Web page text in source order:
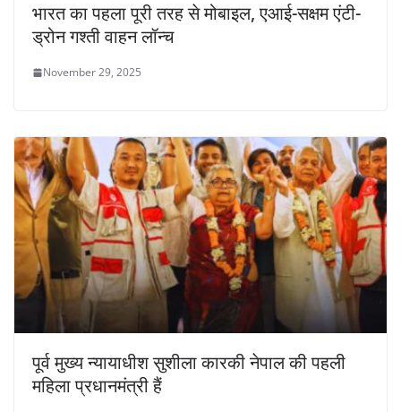
भारत का पहला पूरी तरह से मोबाइल, एआई-सक्षम एंटी-
ड्रोन गश्ती वाहन लॉन्च
November 29, 2025
पूर्व मुख्य न्यायाधीश सुशीला कारकी नेपाल की पहली
महिला प्रधानमंत्री हैं